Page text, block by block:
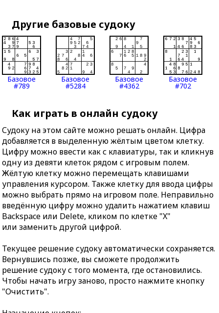
Другие базовые судоку
Базовое
#789
Базовое
#5284
Базовое
#4362
Базовое
#702
Как играть в онлайн судоку
Судоку на этом сайте можно решать онлайн. Цифра
добавляется в выделенную жёлтым цветом клетку.
Цифру можно ввести как с клавиатуры, так и кликнув
одну из девяти клеток рядом с игровым полем.
Жёлтую клетку можно перемещать клавишами
управления курсором. Также клетку для ввода цифры
можно выбрать прямо на игровом поле. Неправильно
введённую цифру можно удалить нажатием клавиш
Backspace или Delete, кликом по клетке "X"
или заменить другой цифрой.
Текущее решение судоку автоматически сохраняется.
Вернувшись позже, вы сможете продолжить
решение судоку с того момента, где остановились.
Чтобы начать игру заново, просто нажмите кнопку
"Очистить".